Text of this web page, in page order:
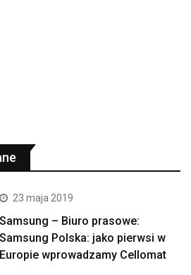
23 maja 2019
Samsung – Biuro prasowe:
Samsung Polska: jako pierwsi w
Europie wprowadzamy Cellomat